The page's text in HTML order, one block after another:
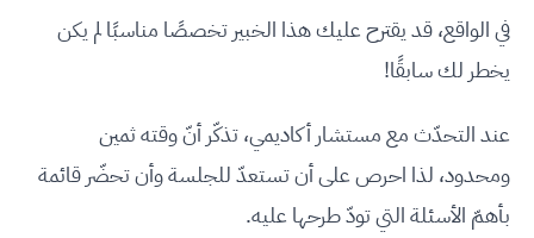
في الواقع، قد يقترح عليك هذا الخبير تخصصًا مناسبًا لم يكن
يخطر لك سابقًا!
عند التحدّث مع مستشار أكاديمي، تذكّر أنّ وقته ثمين
ومحدود، لذا احرص على أن تستعدّ للجلسة وأن تحضّر قائمة
بأهمّ الأسئلة التي تودّ طرحها عليه.